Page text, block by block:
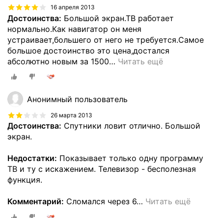
16 апреля 2013
Достоинства: Большой экран.ТВ работает
нормально.Как навигатор он меня
устраивает,большего от него не требуется.Cамое
большое достоинство это цена,достался
абсолютно новым за 1500… Читать ещё
Анонимный пользователь
26 марта 2013
Достоинства: Спутники ловит отлично. Большой
экран.
Недостатки: Показывает только одну программу
ТВ и ту с искажением. Телевизор - бесполезная
функция.
Комментарий: Сломался через 6… Читать ещё